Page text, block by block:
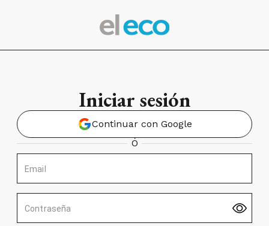
Iniciar sesión
Continuar con Google
Ó
Email
Contraseña